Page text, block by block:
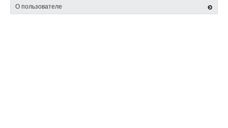
О пользователе